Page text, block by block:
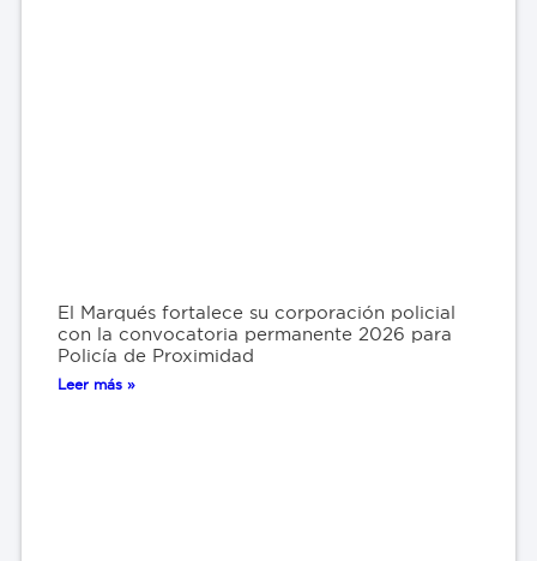
El Marqués fortalece su corporación policial
con la convocatoria permanente 2026 para
Policía de Proximidad
Leer más »